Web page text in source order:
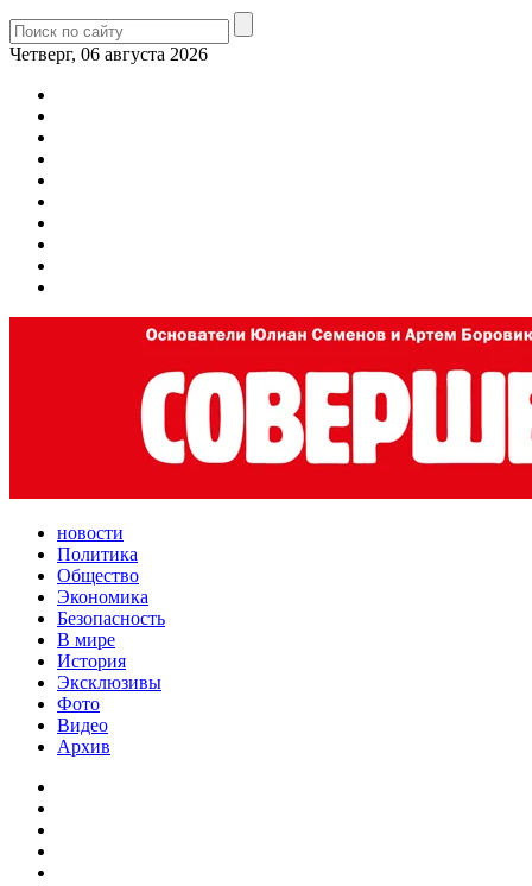
Четверг, 06 августа 2026
новости
Политика
Общество
Экономика
Безопасность
В мире
История
Эксклюзивы
Фото
Видео
Архив